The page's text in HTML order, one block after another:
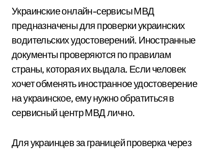
Украинские онлайн-сервисы МВД
предназначены для проверки украинских
водительских удостоверений. Иностранные
документы проверяются по правилам
страны, которая их выдала. Если человек
хочет обменять иностранное удостоверение
на украинское, ему нужно обратиться в
сервисный центр МВД лично.
Для украинцев за границей проверка через